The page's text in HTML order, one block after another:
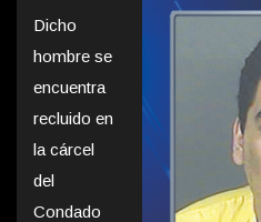
Dicho
hombre se
encuentra
recluido en
la cárcel
del
Condado